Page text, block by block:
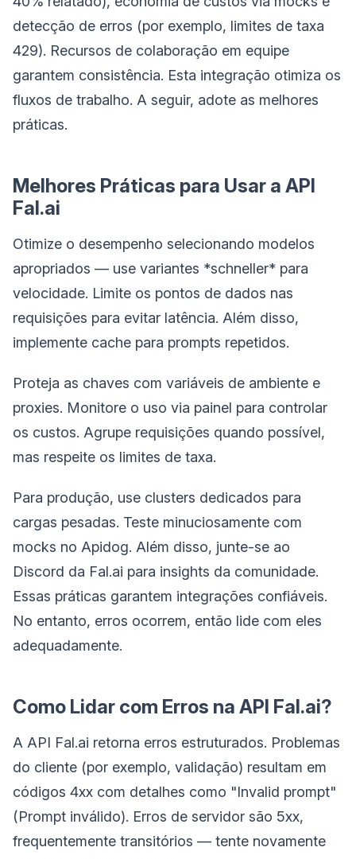
detecção de erros (por exemplo, limites de taxa
429). Recursos de colaboração em equipe
garantem consistência. Esta integração otimiza os
fluxos de trabalho. A seguir, adote as melhores
práticas.
Melhores Práticas para Usar a API
Fal.ai
Otimize o desempenho selecionando modelos
apropriados — use variantes *schneller* para
velocidade. Limite os pontos de dados nas
requisições para evitar latência. Além disso,
implemente cache para prompts repetidos.
Proteja as chaves com variáveis de ambiente e
proxies. Monitore o uso via painel para controlar
os custos. Agrupe requisições quando possível,
mas respeite os limites de taxa.
Para produção, use clusters dedicados para
cargas pesadas. Teste minuciosamente com
mocks no Apidog. Além disso, junte-se ao
Discord da Fal.ai para insights da comunidade.
Essas práticas garantem integrações confiáveis.
No entanto, erros ocorrem, então lide com eles
adequadamente.
Como Lidar com Erros na API Fal.ai?
A API Fal.ai retorna erros estruturados. Problemas
do cliente (por exemplo, validação) resultam em
códigos 4xx com detalhes como "Invalid prompt"
(Prompt inválido). Erros de servidor são 5xx,
frequentemente transitórios — tente novamente